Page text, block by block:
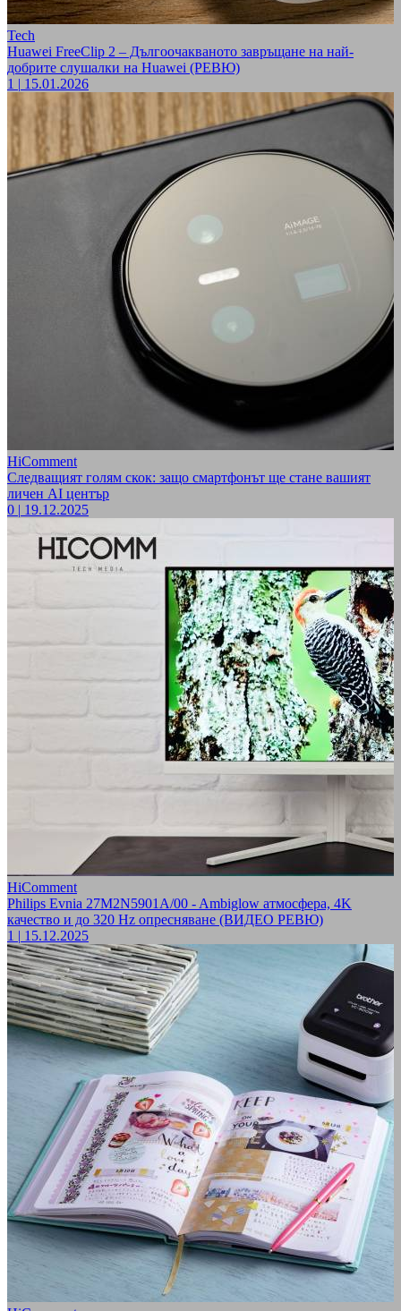
Tech
Huawei FreeClip 2 – Дългоочакваното завръщане на най-
добрите слушалки на Huawei (РЕВЮ)
1 | 15.01.2026
HiComment
Следващият голям скок: защо смартфонът ще стане вашият
личен AI център
0 | 19.12.2025
HiComment
Philips Evnia 27M2N5901A/00 - Ambiglow атмосфера, 4K
качество и до 320 Hz опресняване (ВИДЕО РЕВЮ)
1 | 15.12.2025